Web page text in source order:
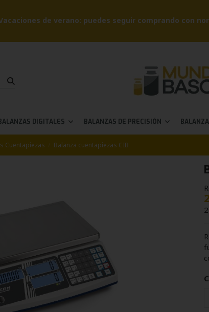
de verano: puedes seguir comprando con
BALANZAS DIGITALES BALANZAS DE PRECISIÓN
Cuentapiezas Balanza cuentapiezas CIB